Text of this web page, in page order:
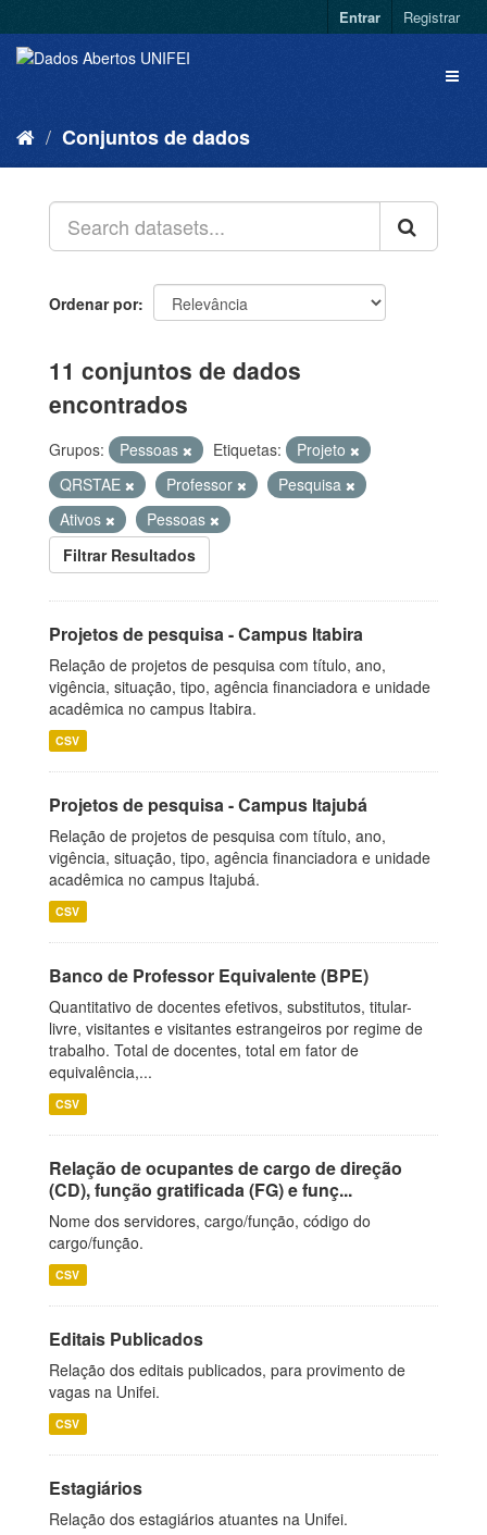
Entrar Registrar
Conjuntos de dados
Ordenar por
11 conjuntos de dados
encontrados
Grupos: Pessoas Etiquetas:
Projeto
QRSTAE
Professor
Pesquisa
Ativos
Pessoas
Filtrar Resultados
Projetos de pesquisa - Campus Itabira
Relação de projetos de pesquisa com título, ano,
vigência, situação, tipo, agência financiadora e unidade
acadêmica no campus Itabira.
CSV
Projetos de pesquisa - Campus Itajubá
Relação de projetos de pesquisa com título, ano,
vigência, situação, tipo, agência financiadora e unidade
acadêmica no campus Itajubá.
CSV
Banco de Professor Equivalente (BPE)
Quantitativo de docentes efetivos, substitutos, titular-
livre, visitantes e visitantes estrangeiros por regime de
trabalho. Total de docentes, total em fator de
equivalência,...
CSV
Relação de ocupantes de cargo de direção
(CD), função gratificada (FG) e funç...
Nome dos servidores, cargo/função, código do
cargo/função.
CSV
Editais Publicados
Relação dos editais publicados, para provimento de
vagas na Unifei.
CSV
Estagiários
Relação dos estagiários atuantes na Unifei.